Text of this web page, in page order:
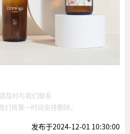
及时与我们联系
将第一时间安排删除。
发布于2024-12-01 10:30:00